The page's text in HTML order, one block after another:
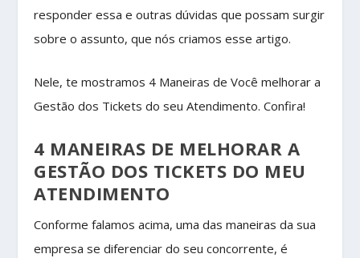
responder essa e outras dúvidas que possam surgir
sobre o assunto, que nós criamos esse artigo.
Nele, te mostramos 4 Maneiras de Você melhorar a
Gestão dos Tickets do seu Atendimento. Confira!
4 MANEIRAS DE MELHORAR A
GESTÃO DOS TICKETS DO MEU
ATENDIMENTO
Conforme falamos acima, uma das maneiras da sua
empresa se diferenciar do seu concorrente, é